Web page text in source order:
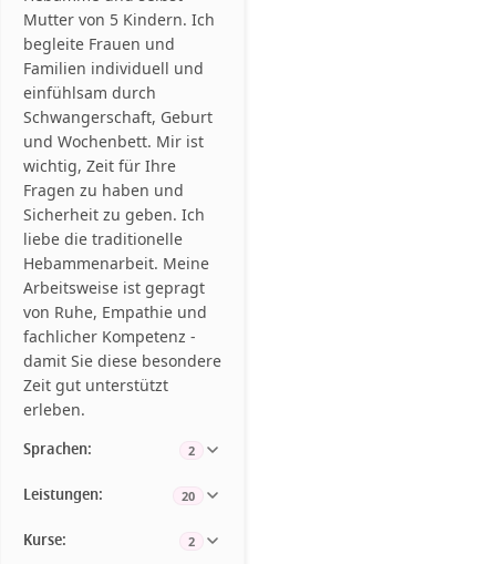
Mutter von 5 Kindern. Ich
begleite Frauen und
Familien individuell und
einfühlsam durch
Schwangerschaft, Geburt
und Wochenbett. Mir ist
wichtig, Zeit für Ihre
Fragen zu haben und
Sicherheit zu geben. Ich
liebe die traditionelle
Hebammenarbeit. Meine
Arbeitsweise ist gepragt
von Ruhe, Empathie und
fachlicher Kompetenz -
damit Sie diese besondere
Zeit gut unterstützt
erleben.
Sprachen: 2
Leistungen: 20
Kurse: 2